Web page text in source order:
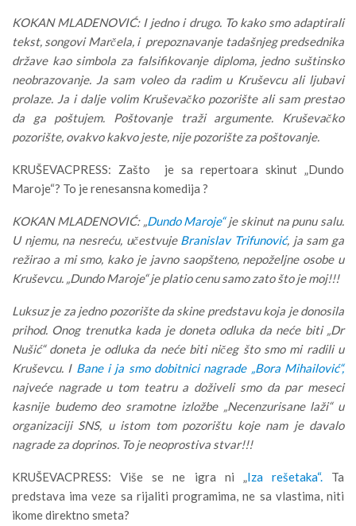
KOKAN MLADENOVIĆ: I jedno i drugo. To kako smo adaptirali
tekst, songovi Marčela, i prepoznavanje tadašnjeg predsednika
države kao simbola za falsifikovanje diploma, jedno suštinsko
neobrazovanje. Ja sam voleo da radim u Kruševcu ali ljubavi
prolaze. Ja i dalje volim Kruševačko pozorište ali sam prestao
da ga poštujem. Poštovanje traži argumente. Kruševačko
pozorište, ovakvo kakvo jeste, nije pozorište za poštovanje.
KRUŠEVACPRESS: Zašto je sa repertoara skinut „Dundo
Maroje“? To je renesansna komedija ?
KOKAN MLADENOVIĆ: „Dundo Maroje“je skinut na punu salu.
U njemu, na nesreću, učestvuje Branislav Trifunović, ja sam ga
režirao a mi smo, kako je javno saopšteno, nepoželjne osobe u
Kruševcu. „Dundo Maroje“ je platio cenu samo zato što je moj!!!
Luksuz je za jedno pozorište da skine predstavu koja je donosila
prihod. Onog trenutka kada je doneta odluka da neće biti „Dr
Nušić“ doneta je odluka da neće biti ničeg što smo mi radili u
Kruševcu. IBane i ja smo dobitnici nagrade „Bora Mihailović“,
najveće nagrade u tom teatru a doživeli smo da par meseci
kasnije budemo deo sramotne izložbe „Necenzurisane laži“ u
organizaciji SNS, u istom tom pozorištu koje nam je davalo
nagrade za doprinos. To je neoprostiva stvar!!!
KRUŠEVACPRESS: Više se ne igra ni „Iza rešetaka“.Ta
predstava ima veze sa rijaliti programima, ne sa vlastima, niti
ikome direktno smeta?